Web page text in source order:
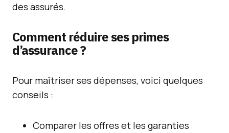
des assurés.
Comment réduire ses primes
d’assurance ?
Pour maîtriser ses dépenses, voici quelques
conseils :
Comparer les offres et les garanties